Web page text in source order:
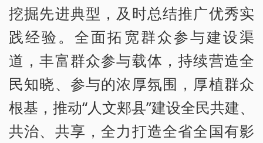
挖掘先进典型，及时总结推广优秀实
践经验。全面拓宽群众参与建设渠
道，丰富群众参与载体，持续营造全
民知晓、参与的浓厚氛围，厚植群众
根基，推动“人文郏县”建设全民共建、
共治、共享，全力打造全省全国有影